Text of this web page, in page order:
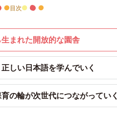
目次
まれた開放的な園舎
しい日本語を学んでいく
の輪が次世代につながっていく